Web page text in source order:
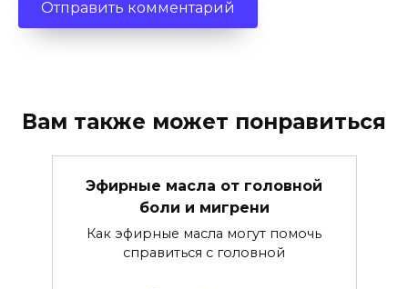
Вам также может понравиться
Эфирные масла от головной
боли и мигрени
Как эфирные масла могут помочь
справиться с головной